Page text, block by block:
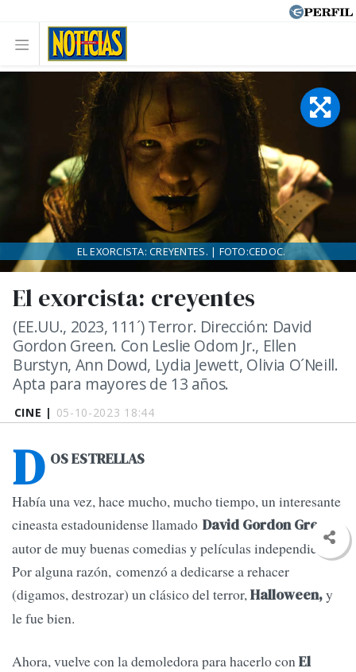
CINE | 05-10-2023 18:44
El exorcista: creyentes
(EE.UU., 2023, 111´) Terror. Dirección: David
Gordon Green. Con Leslie Odom Jr., Ellen
Burstyn, Ann Dowd, Lydia Jewett, Olivia O´Neill.
Apta para mayores de 13 años.
EL EXORCISTA: CREYENTES. | FOTO:CEDOC.
D OS ESTRELLAS
Había una vez, hace mucho, mucho tiempo, un interesante
cineasta estadounidense llamado David Gordon Green
autor de muy buenas comedias y películas independientes.
Por alguna razón, comenzó a dedicarse a rehacer
(digamos, destrozar) un clásico del terror,Halloween,y
le fue bien.
Ahora, vuelve con la demoledora para hacerlo conEl